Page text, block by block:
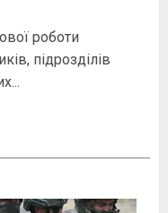
роботи
підрозділів